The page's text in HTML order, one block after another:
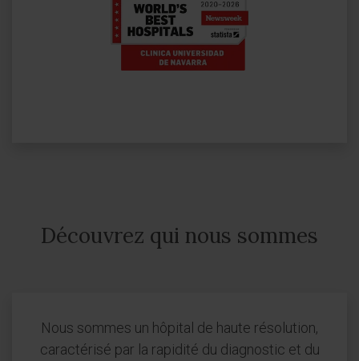
Découvrez qui nous sommes
Nous sommes un hôpital de haute résolution,
caractérisé par la rapidité du diagnostic et du